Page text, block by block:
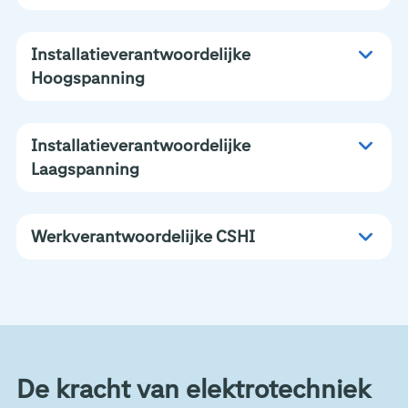
Installatieverantwoordelijke
Hoogspanning
Installatieverantwoordelijke
Laagspanning
Werkverantwoordelijke CSHI
De kracht van elektrotechniek